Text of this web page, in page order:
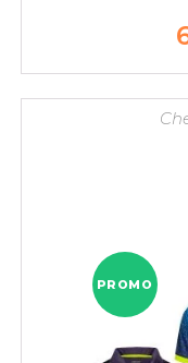
PROMO